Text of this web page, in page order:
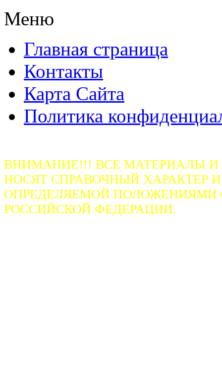
Меню
Главная страница
Контакты
Карта Сайта
Политика
ВНИМАНИЕ!!! ВСЕ МАТЕРИАЛЫ
НОСЯТ СПРАВОЧНЫЙ ХАРАКТЕР
ОПРЕДЕЛЯЕМОЙ ПОЛОЖЕНИЯМИ
РОССИЙСКОЙ ФЕДЕРАЦИИ.